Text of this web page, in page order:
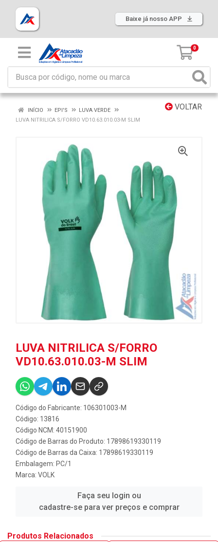
Baixe já nosso APP
0
VOLTAR
INÍCIO EPI'S
LUVA VERDE
LUVA NITRILICA S/FORRO VD10.63.010.03-M SLIM
LUVA NITRILICA S/FORRO
VD10.63.010.03-M SLIM
Código do Fabricante: 106301003-M
Código: 13816
Código NCM: 40151900
Código de Barras do Produto: 17898619330119
Código de Barras da Caixa: 17898619330119
Embalagem: PC/1
Marca: VOLK
Faça seu login ou
cadastre-se para ver preços e comprar
Produtos Relacionados